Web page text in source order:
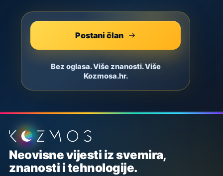
Postani član
Bez oglasa. Više znanosti. Više
Kozmosa.hr.
Podnožje stranice
Neovisne vijesti iz svemira,
znanosti i tehnologije.